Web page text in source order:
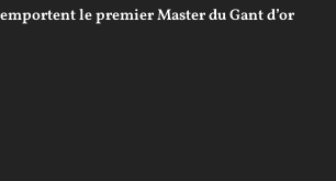
le premier Master du Gant d’or